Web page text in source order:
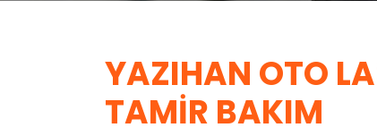
YAZIHAN OTO
TAMIR BAKIM